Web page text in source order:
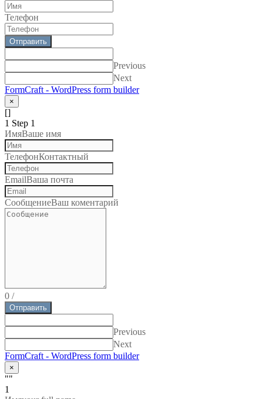
Телефон
Отправить
Previous
Next
FormCraft - WordPress form builder
×
[]
1 Step 1
ИмяВаше имя
ТелефонКонтактный
EmailВаша почта
СообщениеВаш коментарий
0 /
Отправить
Previous
Next
FormCraft - WordPress form builder
×
""
1